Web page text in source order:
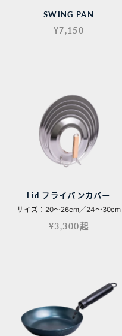
SWING PAN
¥7,150
Lid フライパンカバー
サイズ：20〜26cm／24〜30cm
¥3,300起